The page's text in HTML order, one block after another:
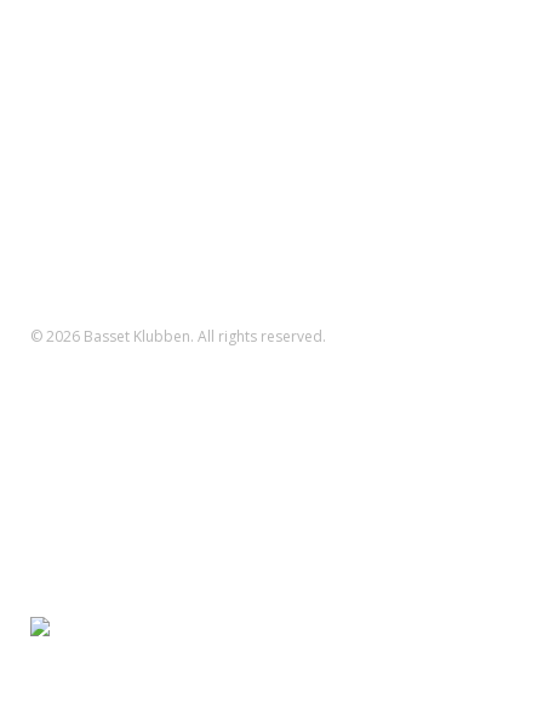
© 2026 Basset Klubben. All rights reserved.